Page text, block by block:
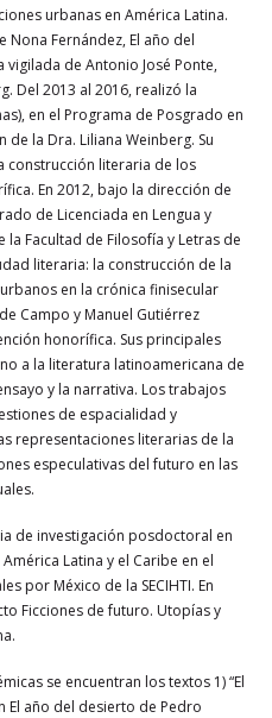
urbanas en América Latina.
Nona Fernández, El año del
de Antonio José Ponte,
Del 2013 al 2016, realizó la
en el Programa de Posgrado en
la Dra. Liliana Weinberg. Su
construcción literaria de los
En 2012, bajo la dirección de
de Licenciada en Lengua y
Facultad de Filosofía y Letras de
literaria: la construcción de la
en la crónica finisecular
Campo y Manuel Gutiérrez
honorífica. Sus principales
a la literatura latinoamericana de
y la narrativa. Los trabajos
de espacialidad y
representaciones literarias de la
especulativas del futuro en las
de investigación posdoctoral en
Latina y el Caribe en el
por México de la SECIHTI. En
Ficciones de futuro. Utopías y
se encuentran los textos 1) “El
El año del desierto de Pedro